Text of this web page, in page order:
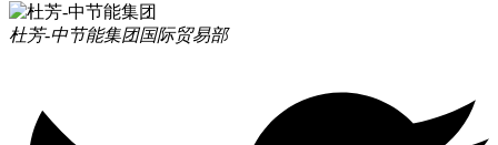
杜芳-中节能集团国际贸易部